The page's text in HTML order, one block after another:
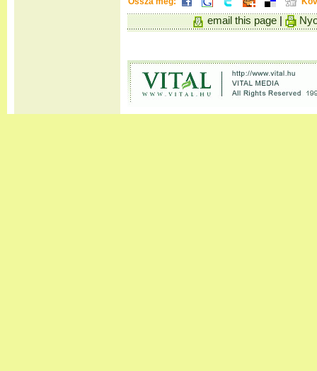
email this page